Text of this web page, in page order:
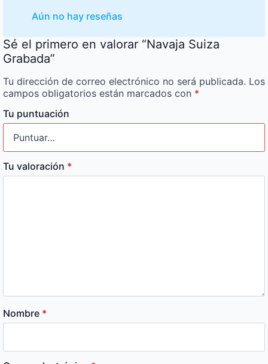
Aún no hay reseñas
Sé el primero en valorar “Navaja Suiza
Grabada”
Tu dirección de correo electrónico no será publicada. Los
campos obligatorios están marcados con *
Tu puntuación
Tu valoración *
Nombre *